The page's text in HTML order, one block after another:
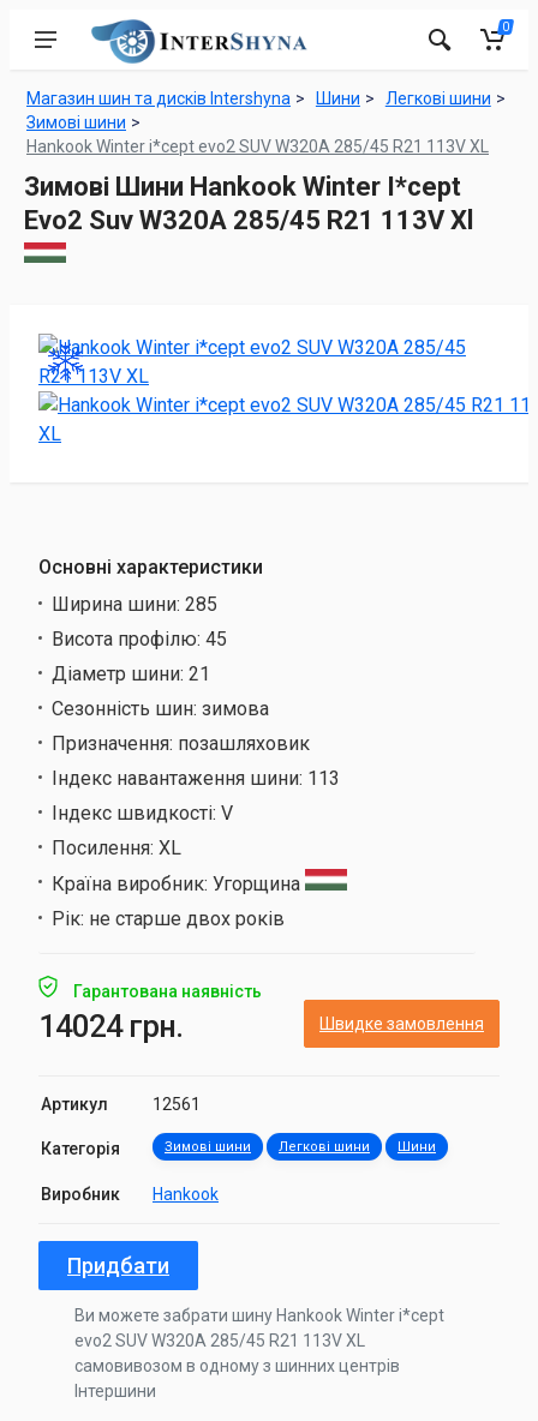
0
Магазин шин та дисків Intershyna Шини
Легкові шини
Зимові шини
Hankook Winter i*cept evo2 SUV W320A 285/45 R21 113V XL
Зимові Шини Hankook Winter I*cept
Evo2 Suv W320A 285/45 R21 113V Xl
Основні характеристики
Ширина шини: 285
Висота профілю: 45
Діаметр шини: 21
Сезонність шин: зимова
Призначення: позашляховик
Індекс навантаження шини: 113
Індекс швидкості: V
Посилення: XL
Країна виробник: Угорщина
Рік: не старше двох років
Гарантована наявність
14024 грн. Швидке замовлення
Артикул 12561
Категорія Зимові шини Легкові шини Шини
Виробник Hankook
Придбати
Ви можете забрати шину Hankook Winter i*cept
evo2 SUV W320A 285/45 R21 113V XL
самовивозом в одному з шинних центрів
Інтершини